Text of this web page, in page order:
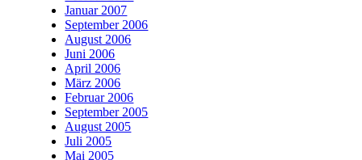
Januar 2007
September 2006
August 2006
Juni 2006
April 2006
März 2006
Februar 2006
September 2005
August 2005
Juli 2005
Mai 2005